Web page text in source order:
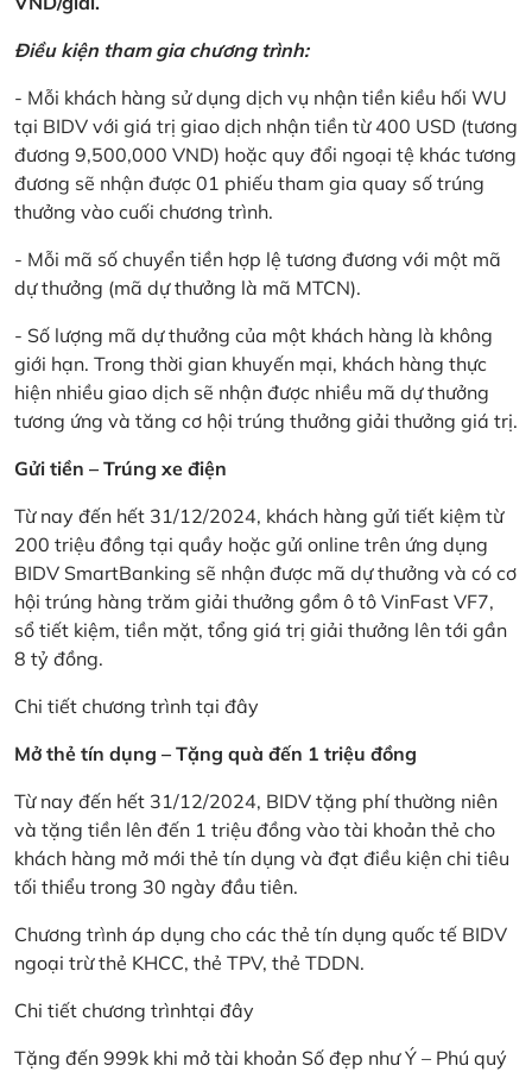
Điều kiện tham gia chương trình:
- Mỗi khách hàng sử dụng dịch vụ nhận tiền kiều hối WU
tại BIDV với giá trị giao dịch nhận tiền từ 400 USD (tương
đương 9,500,000 VND) hoặc quy đổi ngoại tệ khác tương
đương sẽ nhận được 01 phiếu tham gia quay số trúng
thưởng vào cuối chương trình.
- Mỗi mã số chuyển tiền hợp lệ tương đương với một mã
dự thưởng (mã dự thưởng là mã MTCN).
- Số lượng mã dự thưởng của một khách hàng là không
giới hạn. Trong thời gian khuyến mại, khách hàng thực
hiện nhiều giao dịch sẽ nhận được nhiều mã dự thưởng
tương ứng và tăng cơ hội trúng thưởng giải thưởng giá trị.
Gửi tiền – Trúng xe điện
Từ nay đến hết 31/12/2024, khách hàng gửi tiết kiệm từ
200 triệu đồng tại quầy hoặc gửi online trên ứng dụng
BIDV SmartBanking sẽ nhận được mã dự thưởng và có cơ
hội trúng hàng trăm giải thưởng gồm ô tô VinFast VF7,
sổ tiết kiệm, tiền mặt, tổng giá trị giải thưởng lên tới gần
8 tỷ đồng.
Chi tiết chương trình tại đây
Mở thẻ tín dụng – Tặng quà đến 1 triệu đồng
Từ nay đến hết 31/12/2024, BIDV tặng phí thường niên
và tặng tiền lên đến 1 triệu đồng vào tài khoản thẻ cho
khách hàng mở mới thẻ tín dụng và đạt điều kiện chi tiêu
tối thiểu trong 30 ngày đầu tiên.
Chương trình áp dụng cho các thẻ tín dụng quốc tế BIDV
ngoại trừ thẻ KHCC, thẻ TPV, thẻ TDDN.
Chi tiết chương trìnhtại đây
Tặng đến 999k khi mở tài khoản Số đẹp như Ý – Phú quý